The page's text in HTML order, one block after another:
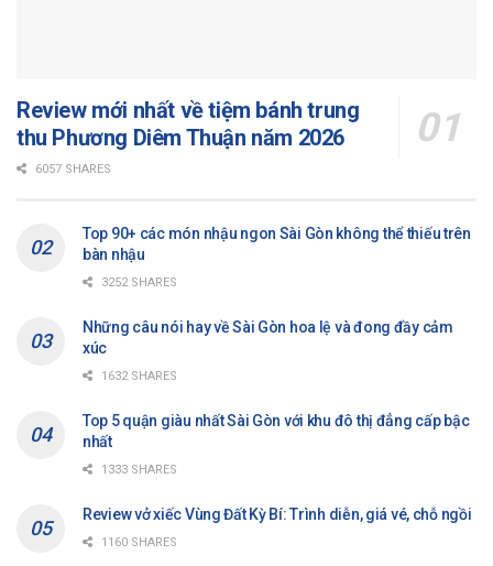
Review mới nhất về tiệm bánh trung
thu Phương Diêm Thuận năm 2026
6057 SHARES
Top 90+ các món nhậu ngon Sài Gòn không thể thiếu trên
bàn nhậu
3252 SHARES
Những câu nói hay về Sài Gòn hoa lệ và đong đầy cảm
xúc
1632 SHARES
Top 5 quận giàu nhất Sài Gòn với khu đô thị đẳng cấp bậc
nhất
1333 SHARES
Review vở xiếc Vùng Đất Kỳ Bí: Trình diễn, giá vé, chỗ ngồi
1160 SHARES